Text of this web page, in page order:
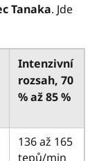
Tanaka. Jde
Intenzivní
rozsah, 70
% až 85 %
136 až 165
tepů/min